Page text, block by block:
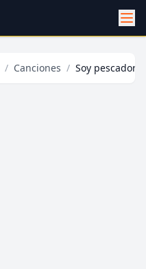
/ Canciones / Soy pescador